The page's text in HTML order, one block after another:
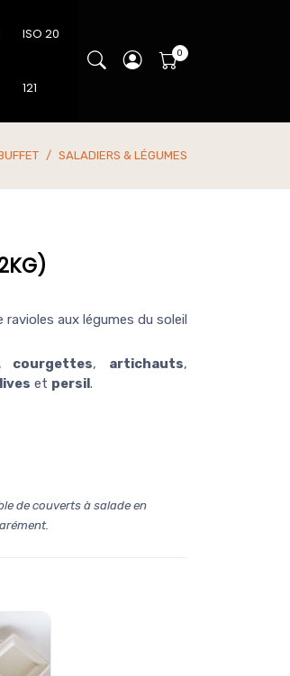
ISO 20
121
SALADIERS & LÉGUMES
aux légumes du soleil
, courgettes, artichauts,
et persil.
de couverts à salade en